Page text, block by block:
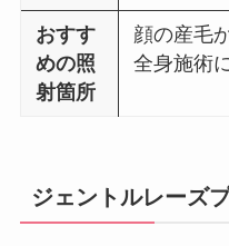
おすす
めの照
射箇所
顔の産毛
全身施術
ジェントルレーズ